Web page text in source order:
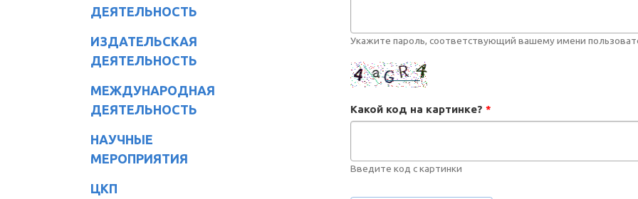
ДЕЯТЕЛЬНОСТЬ
ИЗДАТЕЛЬСКАЯ
ДЕЯТЕЛЬНОСТЬ
МЕЖДУНАРОДНАЯ
ДЕЯТЕЛЬНОСТЬ
НАУЧНЫЕ
МЕРОПРИЯТИЯ
ЦКП
Укажите пароль, соответствующий вашему имени
Какой код на картинке? *
Введите код с картинки